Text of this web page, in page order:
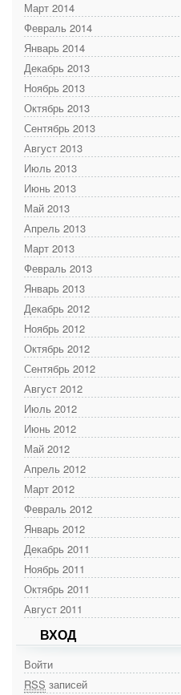
Март 2014
Февраль 2014
Январь 2014
Декабрь 2013
Ноябрь 2013
Октябрь 2013
Сентябрь 2013
Август 2013
Июль 2013
Июнь 2013
Май 2013
Апрель 2013
Март 2013
Февраль 2013
Январь 2013
Декабрь 2012
Ноябрь 2012
Октябрь 2012
Сентябрь 2012
Август 2012
Июль 2012
Июнь 2012
Май 2012
Апрель 2012
Март 2012
Февраль 2012
Январь 2012
Декабрь 2011
Ноябрь 2011
Октябрь 2011
Август 2011
ВХОД
Войти
RSS записей